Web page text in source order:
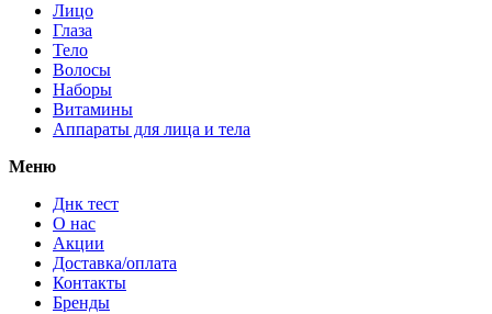
Лицо
Глаза
Тело
Волосы
Наборы
Витамины
Аппараты для лица и тела
Меню
Днк тест
О нас
Акции
Доставка/оплата
Контакты
Бренды